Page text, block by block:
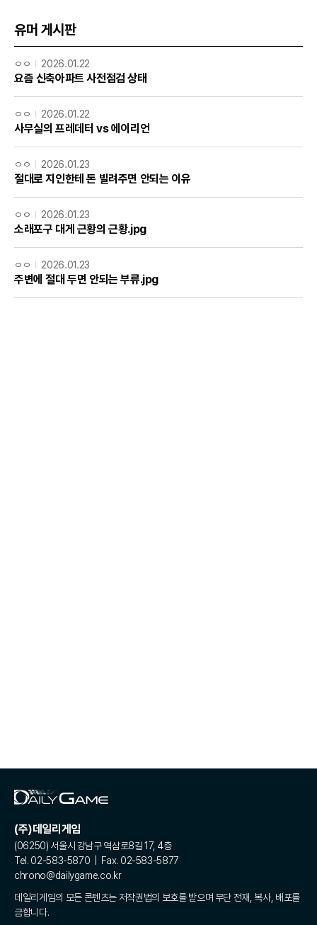
유머 게시판
ㅇㅇ 2026.01.22
요즘 신축아파트 사전점검 상태
ㅇㅇ 2026.01.22
사무실의 프레데터 vs 에이리언
ㅇㅇ 2026.01.23
절대로 지인한테 돈 빌려주면 안되는 이유
ㅇㅇ 2026.01.23
소래포구 대게 근황의 근황.jpg
ㅇㅇ 2026.01.23
주변에 절대 두면 안되는 부류.jpg
(주)데일리게임
(06250) 서울시 강남구 역삼로8길 17, 4층
Tel. 02-583-5870 | Fax. 02-583-5877
chrono@dailygame.co.kr
데일리게임의 모든 콘텐츠는 저작권법의 보호를 받으며 무단 전재, 복사, 배포를
금합니다.